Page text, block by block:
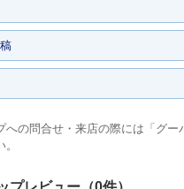
の問合せ・来店の際には「グー